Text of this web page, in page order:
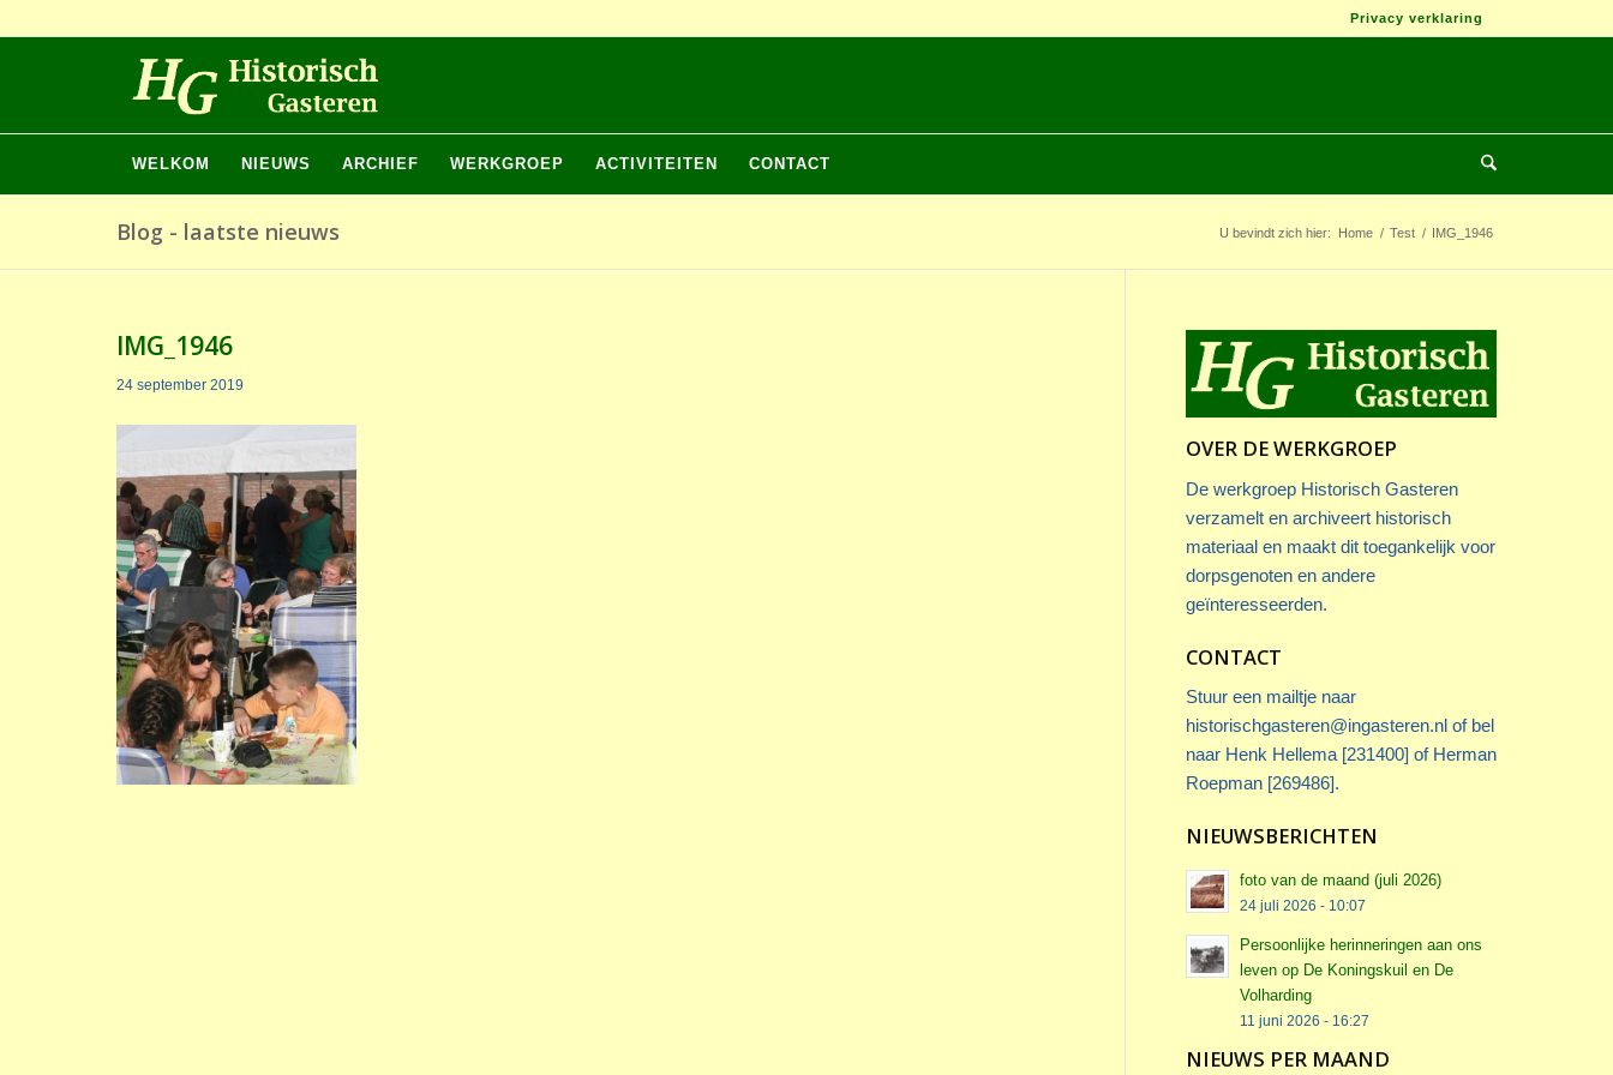
Privacy verklaring
WELKOM NIEUWS ARCHIEF WERKGROEP ACTIVITEITEN CONTACT
Blog - laatste nieuws U bevindt zich hier: Home / Test / IMG_1946
IMG_1946
24 september 2019
OVER DE WERKGROEP
De werkgroep Historisch Gasteren
verzamelt en archiveert historisch
materiaal en maakt dit toegankelijk voor
dorpsgenoten en andere
geïnteresseerden.
CONTACT
Stuur een mailtje naar
historischgasteren@ingasteren.nlof bel
naar Henk Hellema [231400] of Herman
Roepman [269486].
NIEUWSBERICHTEN
foto van de maand (juli 2026)
24 juli 2026 - 10:07
Persoonlijke herinneringen aan ons
leven op De Koningskuil en De
Volharding
11 juni 2026 - 16:27
NIEUWS PER MAAND